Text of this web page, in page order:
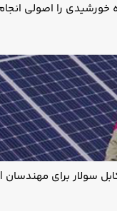
را اصولی
سولار برای مهندسان |